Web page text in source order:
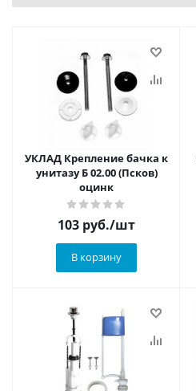
УКЛАД Крепление бачка к
унитазу Б 02.00 (Псков)
оцинк
103 руб./шт
В корзину